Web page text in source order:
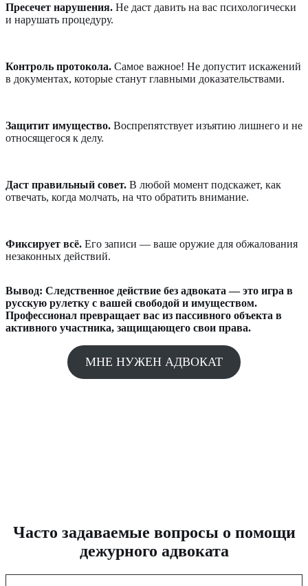
Пресечет нарушения. Не даст давить на вас психологически
и нарушать процедуру.
Контроль протокола. Самое важное! Не допустит искажений
в документах, которые станут главными доказательствами.
Защитит имущество. Воспрепятствует изъятию лишнего и не
относящегося к делу.
Даст правильный совет. В любой момент подскажет, как
отвечать, когда молчать, на что обратить внимание.
Фиксирует всё. Его записи — ваше оружие для обжалования
незаконных действий.
Вывод: Следственное действие без адвоката — это игра в
русскую рулетку с вашей свободой и имуществом.
Профессионал превращает вас из пассивного объекта в
активного участника, защищающего свои права.
МНЕ НУЖЕН АДВОКАТ
Часто задаваемые вопросы о помощи
дежурного адвоката